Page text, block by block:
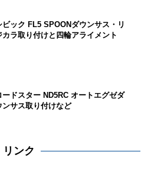
ビック FL5 SPOONダウンサス・リ
カラ取り付けと四輪アライメント
ードスター ND5RC オートエグゼダ
ンサス取り付けなど
リンク